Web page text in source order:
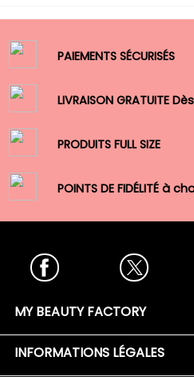
PAIEMENTS SÉCURISÉS
LIVRAISON GRATUITE
PRODUITS FULL SIZE
POINTS DE FIDÉLITÉ à
Facebook Twitter
MY BEAUTY FACTORY
INFORMATIONS LÉGALES